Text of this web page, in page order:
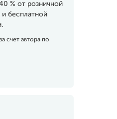
% от розничной
бесплатной
счет автора по